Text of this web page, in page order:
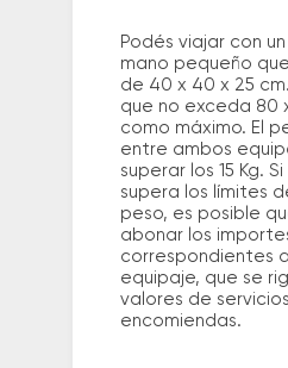
Podés viajar con
mano pequeño
de 40 x 40 x 25
que no exceda 80
como máximo. El
entre ambos
superar los 15 Kg.
supera los límites
peso, es posible
abonar los
correspondientes
equipaje, que se
valores de
encomiendas.